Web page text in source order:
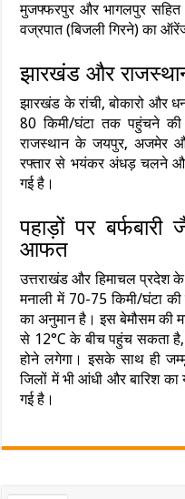
मुजफ्फरपुर और भागलपुर सहित
वज्रपात (बिजली गिरने) का
झारखंड और
झारखंड के रांची, बोकारो और
80 किमी/घंटा तक पहुंचने
राजस्थान के जयपुर, अजमेर
रफ्तार से भयंकर अंधड़ चलने
गई है।
पहाड़ों पर
आफत
उत्तराखंड और हिमाचल प्रदेश के
मनाली में 70-75 किमी/घंटा
का अनुमान है। इस बेमौसम की
से 12°C के बीच पहुंच सकता
होने लगेगा। इसके साथ ही
जिलों में भी आंधी और बारिश का
गई है।